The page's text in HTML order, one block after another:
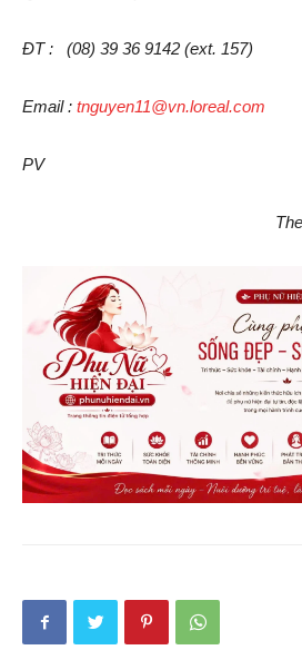
ĐT : (08) 39 36 9142 (ext. 157)
Email : tnguyen11@vn.loreal.com
PV